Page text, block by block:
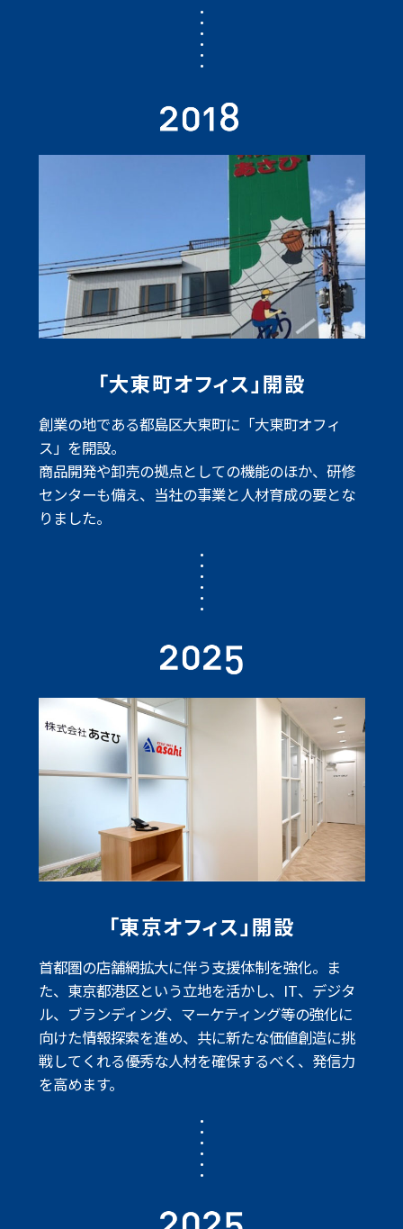
「大東町オフィス」開設
創業の地である都島区大東町に「大東町オフィ
ス」を開設。
商品開発や卸売の拠点としての機能のほか、研修
センターも備え、 当社の事業と人材育成の要とな
りました。
「東京オフィス」開設
首都圏の店舗網拡大に伴う支援体制を強化。ま
た、東京都港区という立地を活かし、 IT、デジタ
ル、ブランディング、マーケティング等の強化に
向けた情報探索を進め、 共に新たな価値創造に挑
戦してくれる優秀な人材を確保するべく、発信力
を高めます。